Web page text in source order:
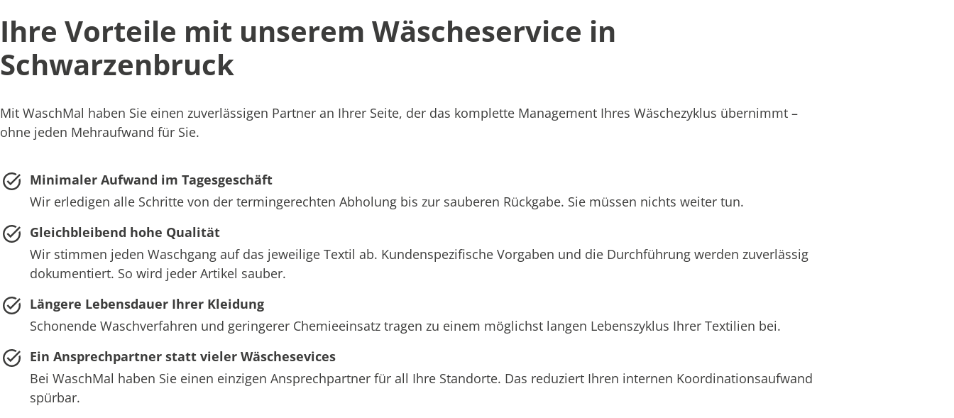
Ihre Vorteile mit unserem Wäscheservice in
Schwarzenbruck
Mit WaschMal haben Sie einen zuverlässigen Partner an Ihrer Seite, der das komplette Management Ihres Wäschezyklus übernimmt –
ohne jeden Mehraufwand für Sie.
Minimaler Aufwand im Tagesgeschäft
Wir erledigen alle Schritte von der termingerechten Abholung bis zur sauberen Rückgabe. Sie müssen nichts weiter tun.
Gleichbleibend hohe Qualität
Wir stimmen jeden Waschgang auf das jeweilige Textil ab. Kundenspezifische Vorgaben und die Durchführung werden zuverlässig
dokumentiert. So wird jeder Artikel sauber.
Längere Lebensdauer Ihrer Kleidung
Schonende Waschverfahren und geringerer Chemieeinsatz tragen zu einem möglichst langen Lebenszyklus Ihrer Textilien bei.
Ein Ansprechpartner statt vieler Wäschesevices
Bei WaschMal haben Sie einen einzigen Ansprechpartner für all Ihre Standorte. Das reduziert Ihren internen Koordinationsaufwand
spürbar.